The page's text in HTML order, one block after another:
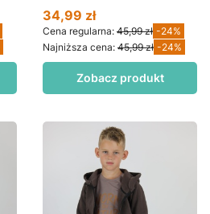
S32
Cena promocyjna
34,99 zł
Cena regularna: 45,99 zł -24%
Najniższa cena: 45,99 zł -24%
Zobacz produkt